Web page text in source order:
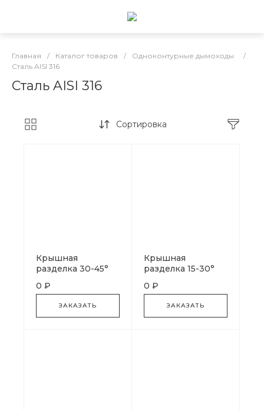
Главная / Каталог товаров / Одноконтурные дымоходы
/
Сталь AISI 316
Сталь AISI 316
Сортировка
Крышная
разделка 30-45°
0 ₽
ЗАКАЗАТЬ
Крышная
разделка 15-30°
0 ₽
ЗАКАЗАТЬ